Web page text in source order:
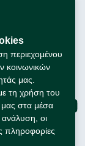
with us
περιεχομένου
κοινωνικών
μας.
τη χρήση του
στα μέσα
ανάλυση, οι
πληροφορίες